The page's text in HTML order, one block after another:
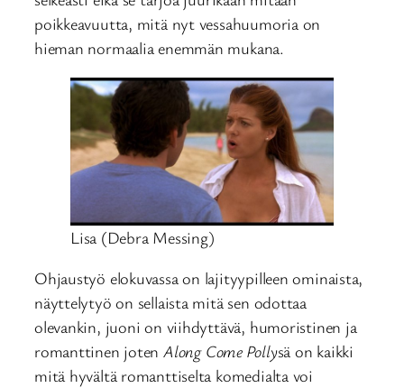
poikkeavuutta, mitä nyt vessahuumoria on
hieman normaalia enemmän mukana.
Lisa (Debra Messing)
Ohjaustyö elokuvassa on lajityypilleen ominaista,
näyttelytyö on sellaista mitä sen odottaa
olevankin, juoni on viihdyttävä, humoristinen ja
romanttinen jotenAlong Come Pollysä on kaikki
mitä hyvältä romanttiselta komedialta voi